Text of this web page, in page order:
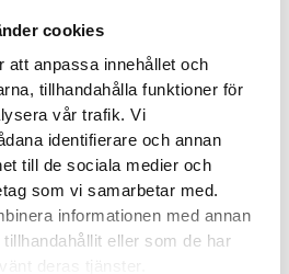
cookies
att anpassa innehållet och
tillhandahålla funktioner för
vår trafik. Vi
identifierare och annan
till de sociala medier och
som vi samarbetar med.
informationen med annan
eller som de har
på ryggen. Med den
dig smidigt och utan att störas av
från batteriet.